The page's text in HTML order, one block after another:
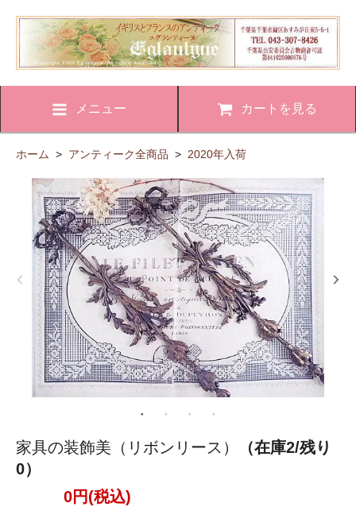
メニュー カートを見る
ホーム > アンティーク全商品 > 2020年入荷
家具の装飾美（リボンリース）
（在庫2/残り
0）
0円(税込)